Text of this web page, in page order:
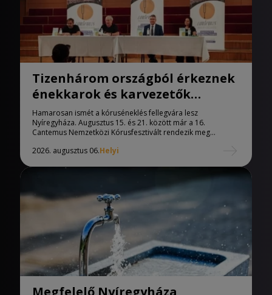
Tizenhárom országból érkeznek
énekkarok és karvezetők
Nyíregyházára
Hamarosan ismét a kóruséneklés fellegvára lesz
Nyíregyháza. Augusztus 15. és 21. között már a 16.
Cantemus Nemzetközi Kórusfesztivált rendezik meg...
2026. augusztus 06.Helyi
Megfelelő Nyíregyháza